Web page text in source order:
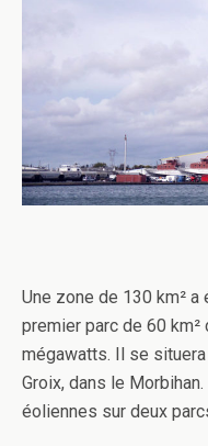
Une zone de 130 km²
premier parc de 60 km²
mégawatts. Il se
Groix, dans le
éoliennes sur deux